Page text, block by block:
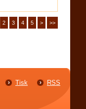
2 3 4 5 > >>
Tisk RSS